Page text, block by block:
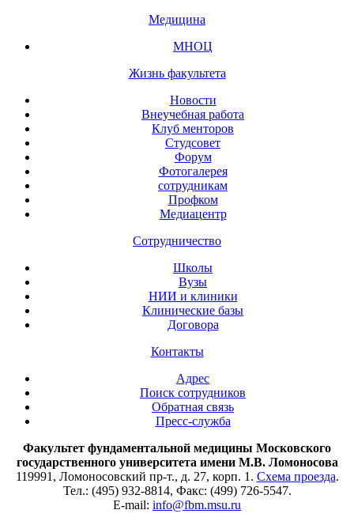
Медицина
МНОЦ
Жизнь факультета
Новости
Внеучебная работа
Клуб менторов
Студсовет
Форум
Фотогалерея
сотрудникам
Профком
Медиацентр
Сотрудничество
Школы
Вузы
НИИ и клиники
Клинические базы
Договора
Контакты
Адрес
Поиск сотрудников
Обратная связь
Пресс-служба
Факультет фундаментальной медицины Московского
государственного университета имени М.В. Ломоносова
119991, Ломоносовский пр-т., д. 27, корп. 1. Схема проезда.
Тел.: (495) 932-8814, Факс: (499) 726-5547.
E-mail: info@fbm.msu.ru